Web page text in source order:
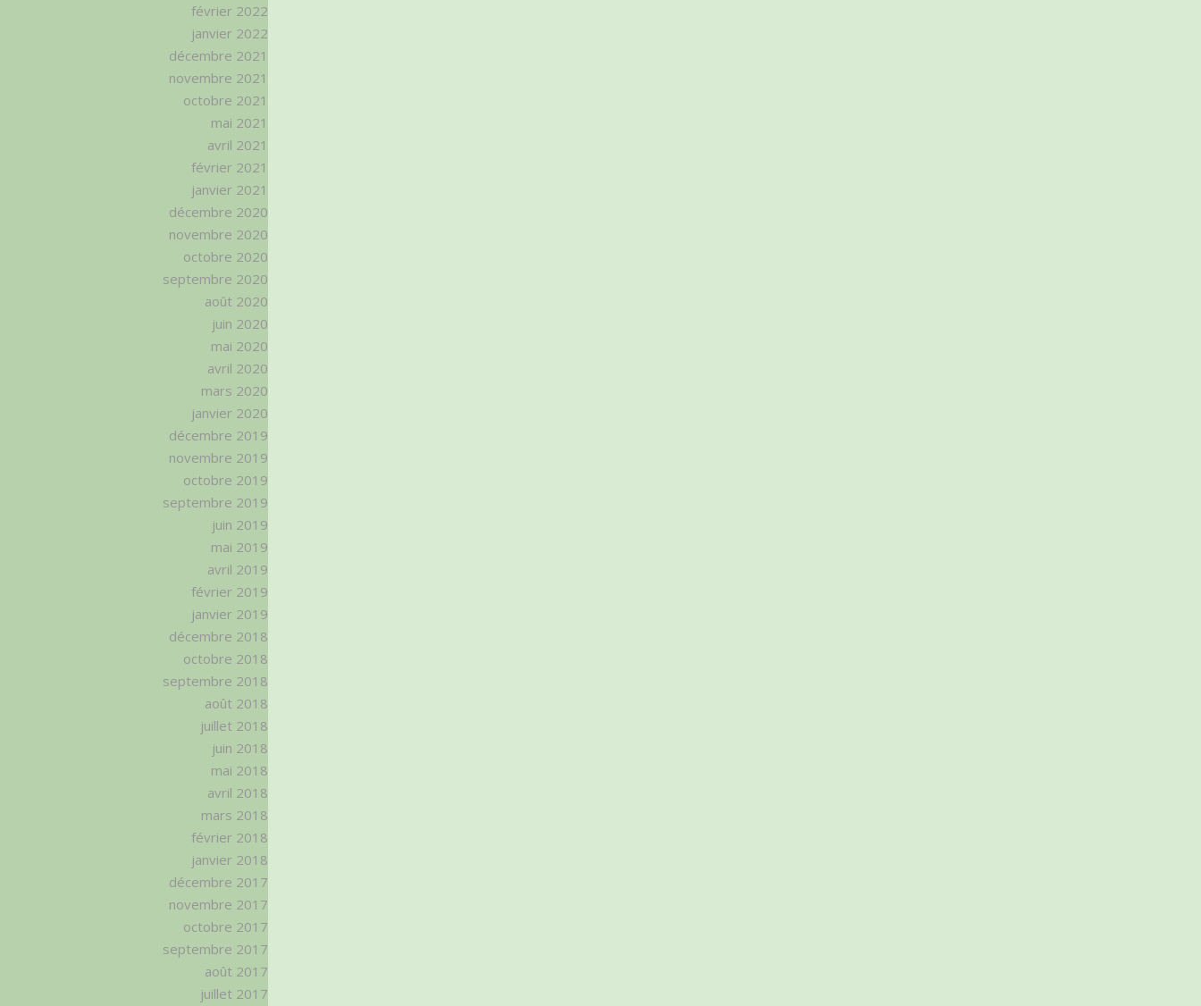
février 2022
janvier 2022
décembre 2021
novembre 2021
octobre 2021
mai 2021
avril 2021
février 2021
janvier 2021
décembre 2020
novembre 2020
octobre 2020
septembre 2020
août 2020
juin 2020
mai 2020
avril 2020
mars 2020
janvier 2020
décembre 2019
novembre 2019
octobre 2019
septembre 2019
juin 2019
mai 2019
avril 2019
février 2019
janvier 2019
décembre 2018
octobre 2018
septembre 2018
août 2018
juillet 2018
juin 2018
mai 2018
avril 2018
mars 2018
février 2018
janvier 2018
décembre 2017
novembre 2017
octobre 2017
septembre 2017
août 2017
juillet 2017